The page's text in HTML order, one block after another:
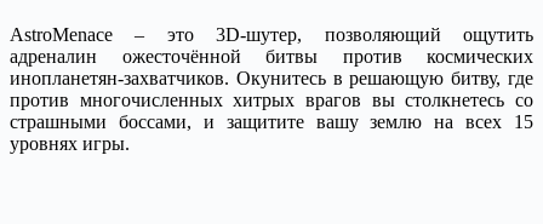
AstroMenace – это 3D-шутер, позволяющий ощутить
адреналин ожесточённой битвы против космических
инопланетян-захватчиков. Окунитесь в решающую битву, где
против многочисленных хитрых врагов вы столкнетесь со
страшными боссами, и защитите вашу землю на всех 15
уровнях игры.